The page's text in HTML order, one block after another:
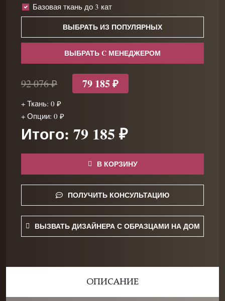
Базовая ткань до 3 кат
ВЫБРАТЬ ИЗ ПОПУЛЯРНЫХ
ВЫБРАТЬ C МЕНЕДЖЕРОМ
92 076 ₽ 79 185 ₽
+ Ткань: 0 ₽
+ Опции: 0 ₽
Итого: 79 185 ₽
В КОРЗИНУ
ПОЛУЧИТЬ КОНСУЛЬТАЦИЮ
ВЫЗВАТЬ ДИЗАЙНЕРА С ОБРАЗЦАМИ НА ДОМ
ОПИСАНИЕ